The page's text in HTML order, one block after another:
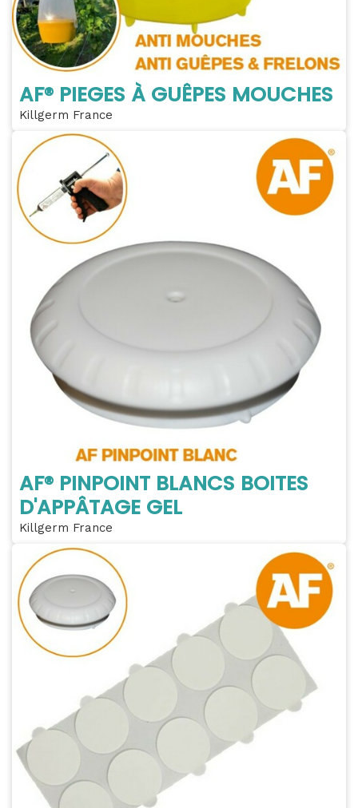
AF® PIEGES À GUÊPES MOUCHES
Killgerm France
AF® PINPOINT BLANCS BOITES
D'APPÂTAGE GEL
Killgerm France